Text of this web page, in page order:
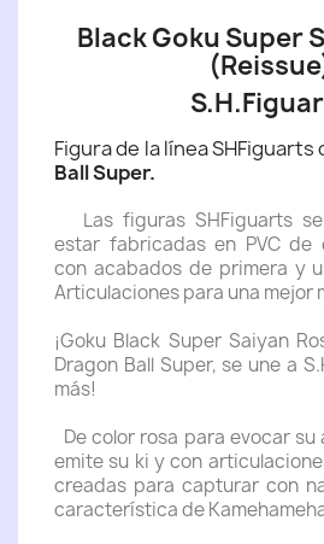
Black Goku Super
Figura de la línea SHFiguarts
Ball Super.
Las figuras SHFiguarts
estar fabricadas en PVC de
con acabados de primera y
Articulaciones para una mejor
¡Goku Black Super Saiyan
Dragon Ball Super, se une a
más!
De color rosa para evocar
emite su ki y con
creadas para capturar con
característica de